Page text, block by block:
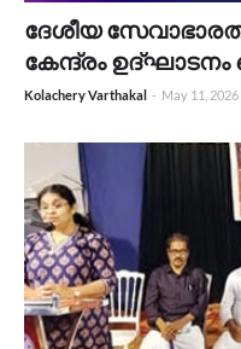
ദേശീയ
കേന്ദ്രം ഉദ്ഘാടനം
Kolachery Varthakal - May 11, 2026